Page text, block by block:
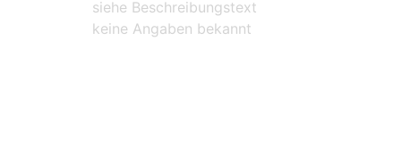
siehe Beschreibungstext
keine Angaben bekannt